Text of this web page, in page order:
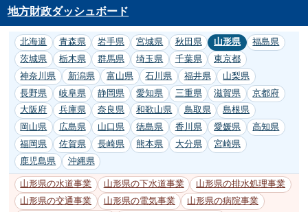
地方財政ダッシュボード
北海道 青森県 岩手県 宮城県 秋田県 山形県
福島県
茨城県
栃木県 群馬県 埼玉県 千葉県
東京都
神奈川県
新潟県 富山県 石川県 福井県
山梨県
長野県
岐阜県 静岡県 愛知県 三重県 滋賀県
京都府
大阪府
兵庫県 奈良県 和歌山県 鳥取県
島根県
岡山県
広島県 山口県 徳島県 香川県 愛媛県
高知県
福岡県
佐賀県 長崎県 熊本県 大分県
宮崎県
鹿児島県
沖縄県
山形県の水道事業 山形県の下水道事業
山形県の排水処理事業
山形県の交通事業
山形県の電気事業
山形県の病院事業